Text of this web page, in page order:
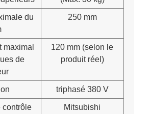
du
250 mm
maximal
de
120 mm (selon le
produit réel)
triphasé 380 V
contrôle
Mitsubishi